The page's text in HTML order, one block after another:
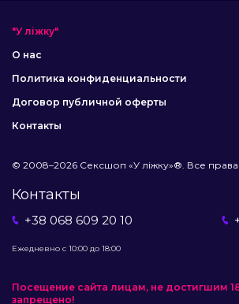
"У ліжку"
О нас
Политика конфиденциальности
Договор публичной оферты
Контакты
© 2008–2026 Сексшоп «У ліжку»®. Все
Контакты
+38 068 609 20 10
Ежедневно с 10:00 до 18:00
Посещение сайта лицам, не достигшим
запрещено!